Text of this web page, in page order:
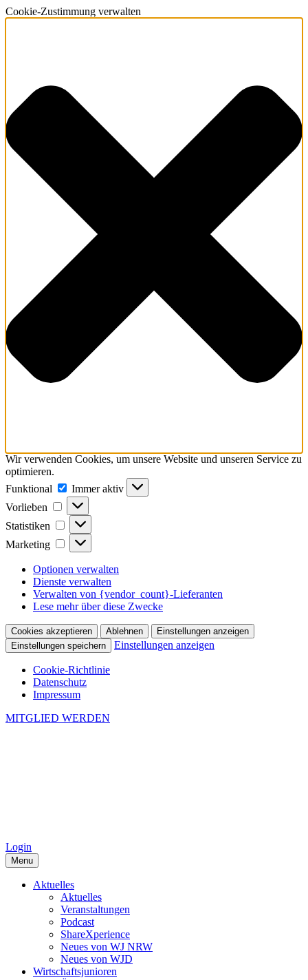
Cookie-Zustimmung verwalten
Wir verwenden Cookies, um unsere Website und unseren Service zu
optimieren.
Funktional
Funktional
Immer aktiv
Vorlieben
Vorlieben
Statistiken Statistiken
Marketing Marketing
Optionen verwalten
Dienste verwalten
Verwalten von {vendor_count}-Lieferanten
Lese mehr über diese Zwecke
Cookies akzeptieren Ablehnen
Einstellungen anzeigen
Einstellungen speichern
Einstellungen anzeigen
Cookie-Richtlinie
Datenschutz
Impressum
MITGLIED WERDEN
Login
Menu
Aktuelles
Aktuelles
Veranstaltungen
Podcast
ShareXperience
Neues von WJ NRW
Neues von WJD
Wirtschaftsjunioren